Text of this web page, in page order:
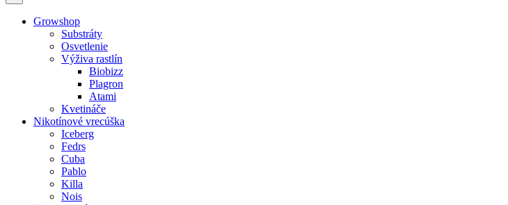
Growshop
Substráty
Osvetlenie
Výživa rastlín
Biobizz
Plagron
Atami
Kvetináče
Nikotínové vrecúška
Iceberg
Fedrs
Cuba
Pablo
Killa
Nois